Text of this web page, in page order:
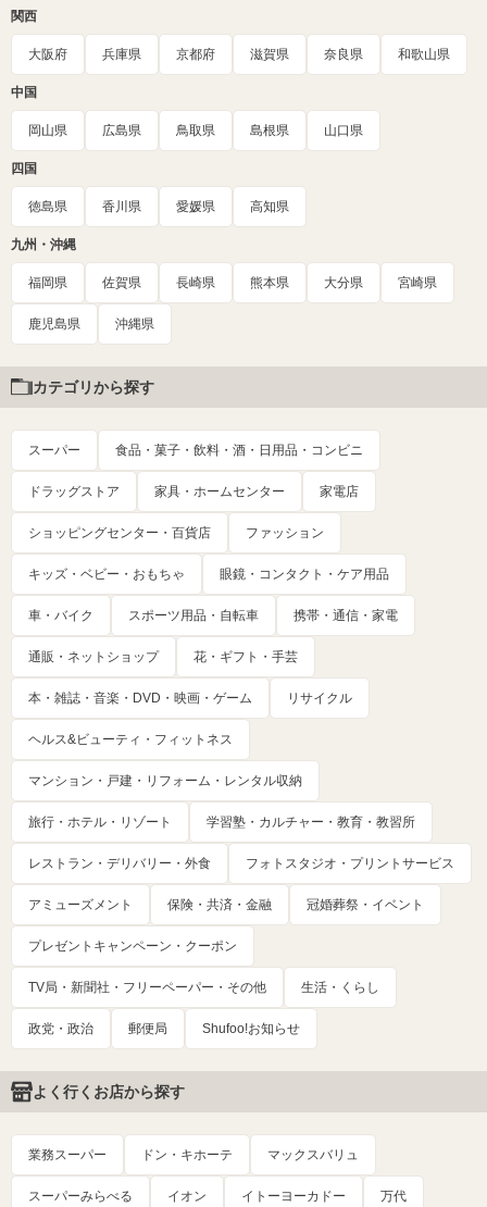
関西
大阪府 兵庫県 京都府 滋賀県 奈良県 和歌山県
中国
岡山県 広島県 鳥取県 島根県 山口県
四国
徳島県 香川県 愛媛県 高知県
九州・沖縄
福岡県 佐賀県 長崎県 熊本県 大分県 宮崎県
鹿児島県 沖縄県
カテゴリから探す
スーパー 食品・菓子・飲料・酒・日用品・コンビニ
ドラッグストア 家具・ホームセンター 家電店
ショッピングセンター・百貨店 ファッション
キッズ・ベビー・おもちゃ 眼鏡・コンタクト・ケア用品
車・バイク スポーツ用品・自転車 携帯・通信・家電
通販・ネットショップ 花・ギフト・手芸
本・雑誌・音楽・DVD・映画・ゲーム リサイクル
ヘルス&ビューティ・フィットネス
マンション・戸建・リフォーム・レンタル収納
旅行・ホテル・リゾート 学習塾・カルチャー・教育・教習所
レストラン・デリバリー・外食 フォトスタジオ・プリントサービス
アミューズメント 保険・共済・金融 冠婚葬祭・イベント
プレゼントキャンペーン・クーポン
TV局・新聞社・フリーペーパー・その他 生活・くらし
政党・政治 郵便局 Shufoo!お知らせ
よく行くお店から探す
業務スーパー ドン・キホーテ マックスバリュ
スーパーみらべる イオン イトーヨーカドー 万代